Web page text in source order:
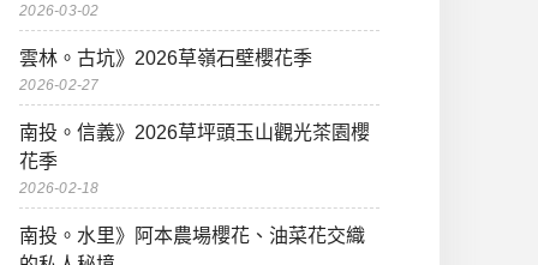
2026-03-02
雲林。古坑》2026草嶺石壁櫻花季
2026-02-27
南投。信義》2026草坪頭玉山觀光茶園櫻
花季
2026-02-18
南投。水里》阿本農場櫻花、油菜花交織